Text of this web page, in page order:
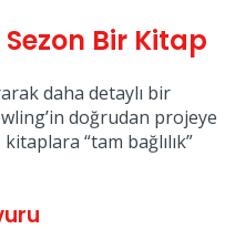
Bir Kitap
daha detaylı bir
doğrudan projeye
“tam bağlılık”